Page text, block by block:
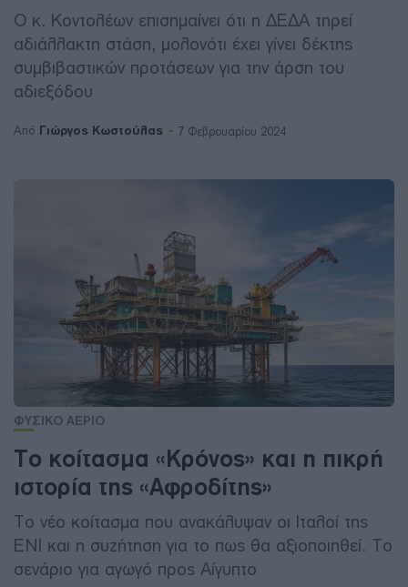
Ο κ. Κοντολέων επισημαίνει ότι η ΔΕΔΑ τηρεί
αδιάλλακτη στάση, μολονότι έχει γίνει δέκτης
συμβιβαστικών προτάσεων για την άρση του
αδιεξόδου
Από Γιώργος Κωστούλας 7 Φεβρουαρίου 2024
ΦΥΣΙΚΟ ΑΕΡΙΟ
Το κοίτασμα «Κρόνος» και η πικρή
ιστορία της «Αφροδίτης»
Το νέο κοίτασμα που ανακάλυψαν οι Ιταλοί της
ΕΝΙ και η συζήτηση για το πως θα αξιοποιηθεί. Το
σενάριο για αγωγό προς Αίγυπτο